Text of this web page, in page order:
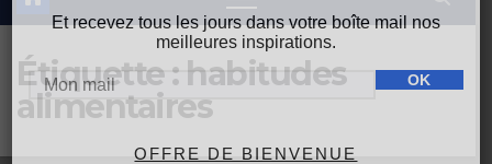
Étiquette : habitudes
alimentaires
Et recevez tous les jours dans votre boîte mail nos
meilleures inspirations.
OFFRE DE BIENVENUE